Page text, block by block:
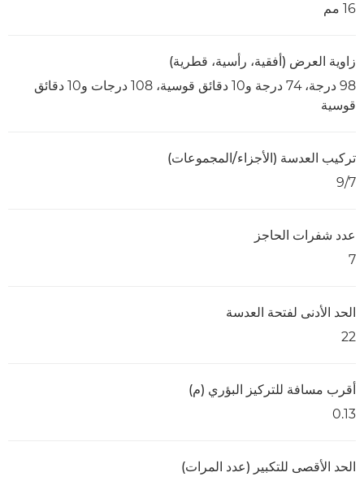
16 مم
زاوية العرض (أفقية، رأسية، قطرية)
98 درجة، 74 درجة و10 دقائق قوسية، 108 درجات و10 دقائق
قوسية
تركيب العدسة (الأجزاء/المجموعات)
9/7
عدد شفرات الحاجز
7
الحد الأدنى لفتحة العدسة
22
أقرب مسافة للتركيز البؤري (م)
0.13
الحد الأقصى للتكبير (عدد المرات)